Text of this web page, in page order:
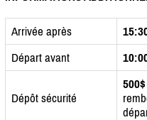
Arrivée après
Départ avant
Dépôt sécurité
500$